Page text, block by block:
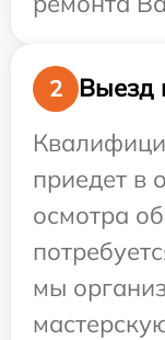
2
Выезд
приедет в
осмотра
мы